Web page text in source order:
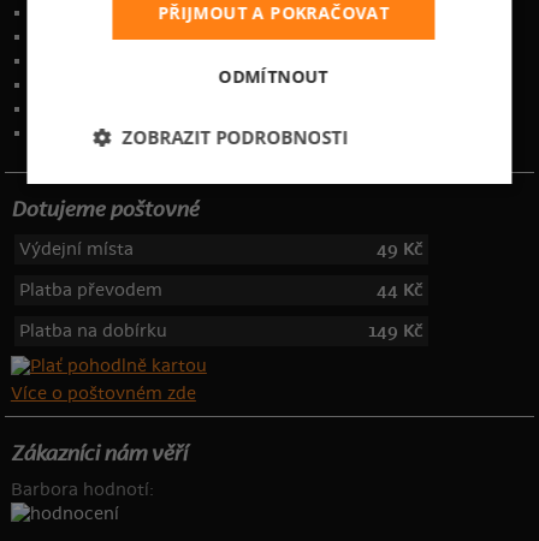
Zakázkový potisk textilu
Ochrana osobních údajů
Telefon: 355 455 192
Dotujeme poštovné
Výdejní místa
49 Kč
Platba převodem
44 Kč
Platba na dobírku
149 Kč
Více o poštovném zde
Zákazníci nám věří
Barbora hodnotí:
PŘIJMOUT A POKRAČOVAT
ODMÍTNOUT
ZOBRAZIT PODROBNOSTI